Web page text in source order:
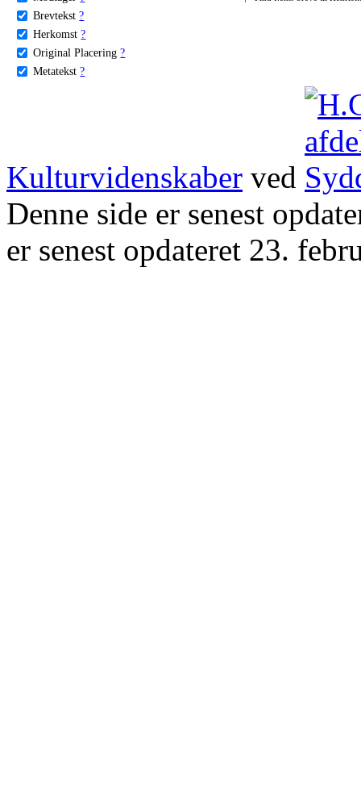
Brevtekst ?
Herkomst ?
Original Placering ?
Metatekst ?
Kulturvidenskaber ved
Denne side er senest
er senest opdateret 23.